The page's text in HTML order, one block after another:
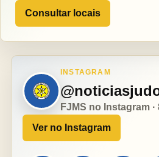
Consultar locais
INSTAGRAM
FJMS no Instagram
Ver no Instagram